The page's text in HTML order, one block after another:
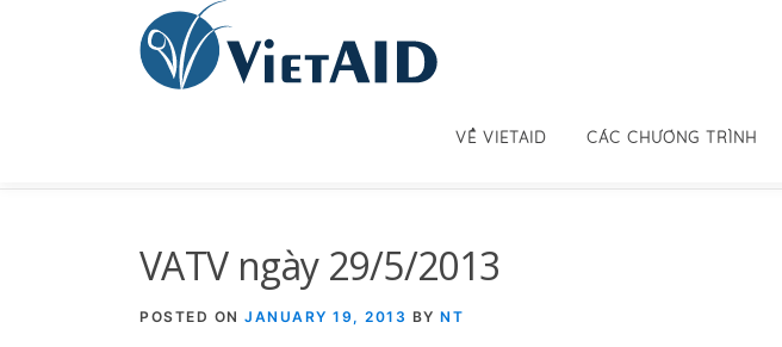
VỀ VIETAID CÁC CHƯƠNG TRÌNH
VATV ngày 29/5/2013
POSTED ON JANUARY 19, 2013 BY NT